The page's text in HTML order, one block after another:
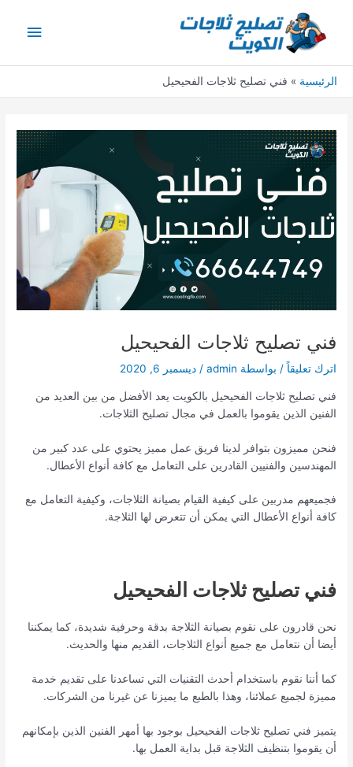
المحتوى
الرئيسية فني تصليح ثلاجات الفحيحيل
فني تصليح ثلاجات الفحيحيل
اترك تعليقاً / بواسطة admin
/ديسمبر 6, 2020
فني تصليح ثلاجات الفحيحيل بالكويت يعد الأفضل من بين العديد من
الفنين الذين يقوموا بالعمل في مجال تصليح الثلاجات.
فنحن مميزون بتوافر لدينا فريق عمل مميز يحتوي على عدد كبير من
المهندسين والفنيين القادرين على التعامل مع كافة أنواع الأعطال.
فجميعهم مدربين على كيفية القيام بصيانة الثلاجات، وكيفية التعامل مع
كافة أنواع الأعطال التي يمكن أن تتعرض لها الثلاجة.
فني تصليح ثلاجات الفحيحيل
نحن قادرون على نقوم بصيانة الثلاجة بدقة وحرفية شديدة، كما يمكننا
أيضا أن نتعامل مع جميع أنواع الثلاجات، القديم منها والحديث.
كما أننا نقوم باستخدام أحدث التقنيات التي تساعدنا على تقديم خدمة
مميزة لجميع عملائنا، وهذا بالطبع ما يميزنا عن غيرنا من الشركات.
يتميز فني تصليح ثلاجات الفحيحيل بوجود بها أمهر الفنين الذين بإمكانهم
أن يقوموا بتنظيف الثلاجة قبل بداية العمل بها.